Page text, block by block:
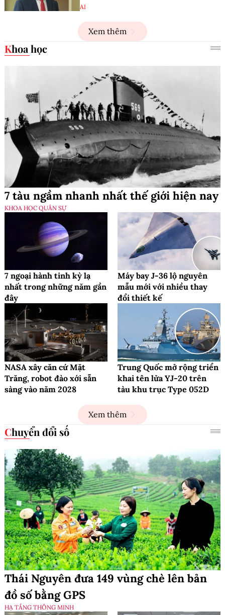
AI
Xem thêm
Khoa học
7 tàu ngầm nhanh nhất thế giới hiện nay
KHOA HỌC QUÂN SỰ
7 ngoại hành tinh kỳ lạ
nhất trong những năm gần
đây
Máy bay J-36 lộ nguyên
mẫu mới với nhiều thay
đổi thiết kế
NASA xây căn cứ Mặt
Trăng, robot đào xới sẵn
sàng vào năm 2028
Trung Quốc mở rộng triển
khai tên lửa YJ-20 trên
tàu khu trục Type 052D
Xem thêm
Chuyển đổi số
Thái Nguyên đưa 149 vùng chè lên bản
đồ số bằng GPS
HẠ TẦNG THÔNG MINH